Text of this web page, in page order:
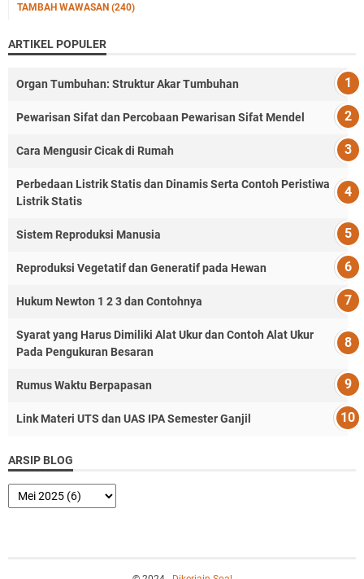
TAMBAH WAWASAN (240)
ARTIKEL POPULER
Organ Tumbuhan: Struktur Akar Tumbuhan
Pewarisan Sifat dan Percobaan Pewarisan Sifat Mendel
Cara Mengusir Cicak di Rumah
Perbedaan Listrik Statis dan Dinamis Serta Contoh Peristiwa
Listrik Statis
Sistem Reproduksi Manusia
Reproduksi Vegetatif dan Generatif pada Hewan
Hukum Newton 1 2 3 dan Contohnya
Syarat yang Harus Dimiliki Alat Ukur dan Contoh Alat Ukur
Pada Pengukuran Besaran
Rumus Waktu Berpapasan
Link Materi UTS dan UAS IPA Semester Ganjil
ARSIP BLOG